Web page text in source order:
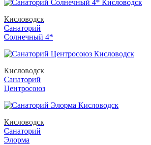
Кисловодск
Санаторий
Солнечный 4*
Кисловодск
Санаторий
Центросоюз
Кисловодск
Санаторий
Элорма